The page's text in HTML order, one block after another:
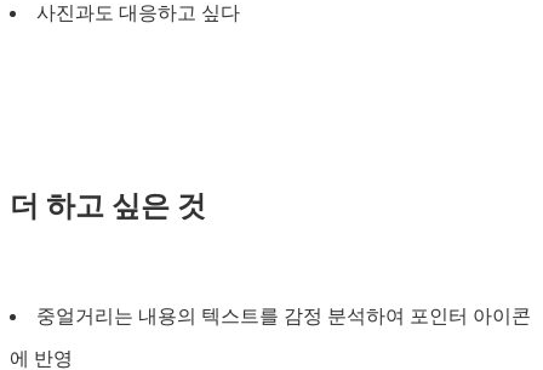
사진과도 대응하고 싶다
더 하고 싶은 것
중얼거리는 내용의 텍스트를 감정 분석하여 포인터 아이콘
에 반영